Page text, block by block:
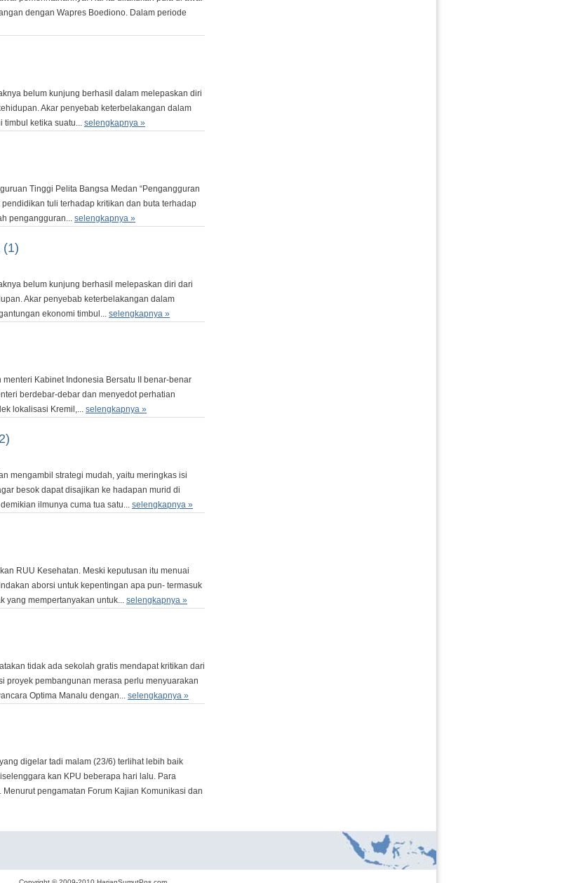
dengan Wapres Boediono. Dalam periode
belum kunjung berhasil dalam melepaskan diri
Akar penyebab keterbelakangan dalam
timbul ketika suatu... selengkapnya »
Tinggi Pelita Bangsa Medan “Pengangguran
tuli terhadap kritikan dan buta terhadap
pengangguran... selengkapnya »
(1)
belum kunjung berhasil melepaskan diri dari
Akar penyebab keterbelakangan dalam
ekonomi timbul... selengkapnya »
Kabinet Indonesia Bersatu II benar-benar
berdebar-debar dan menyedot perhatian
lokalisasi Kremil,... selengkapnya »
mengambil strategi mudah, yaitu meringkas isi
besok dapat disajikan ke hadapan murid di
ilmunya cuma tua satu... selengkapnya »
RUU Kesehatan. Meski keputusan itu menuai
aborsi untuk kepentingan apa pun- termasuk
yang mempertanyakan untuk... selengkapnya »
tidak ada sekolah gratis mendapat kritikan dari
proyek pembangunan merasa perlu menyuarakan
Optima Manalu dengan... selengkapnya »
digelar tadi malam (23/6) terlihat lebih baik
kan KPU beberapa hari lalu. Para
pengamatan Forum Kajian Komunikasi dan